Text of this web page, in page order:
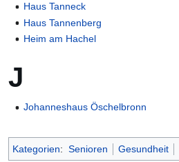
Haus Tanneck
Haus Tannenberg
Heim am Hachel
J
Johanneshaus Öschelbronn
Kategorien: Senioren Gesundheit